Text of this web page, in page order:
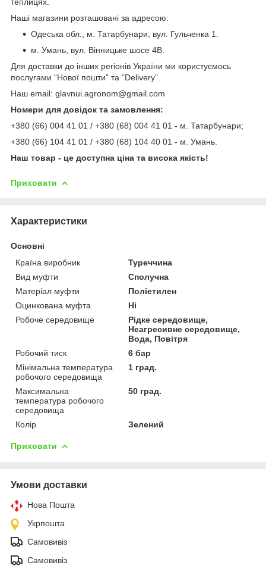
Наші магазини розташовані за адресою:
Одеська обл., м. Татарбунари, вул. Гульченка 1.
м. Умань, вул. Вінницьке шосе 4В.
Для доставки до інших регіонів України ми користуємось
послугами “Нової пошти” та “Delivery”.
Наш email: glavnui.agronom@gmail.com
Номери для довідок та замовлення:
+380 (66) 004 41 01 / +380 (68) 004 41 01 - м. Татарбунари;
+380 (66) 104 41 01 / +380 (68) 104 40 01 - м. Умань.
Наш товар - це доступна ціна та висока якість!
Приховати
Характеристики
Основні
Країна виробник
Туреччина
Вид муфти
Сполучна
Матеріал муфти
Поліетилен
Оцинкована муфта
Ні
Робоче середовище
Рідке середовище,
Неагресивне середовище,
Вода, Повітря
Робочий тиск
6 бар
Мінімальна температура
робочого середовища
1 град.
Максимальна
температура робочого
середовища
50 град.
Колір Зелений
Приховати
Умови доставки
Нова Пошта
Укрпошта
Самовивіз
Самовивіз